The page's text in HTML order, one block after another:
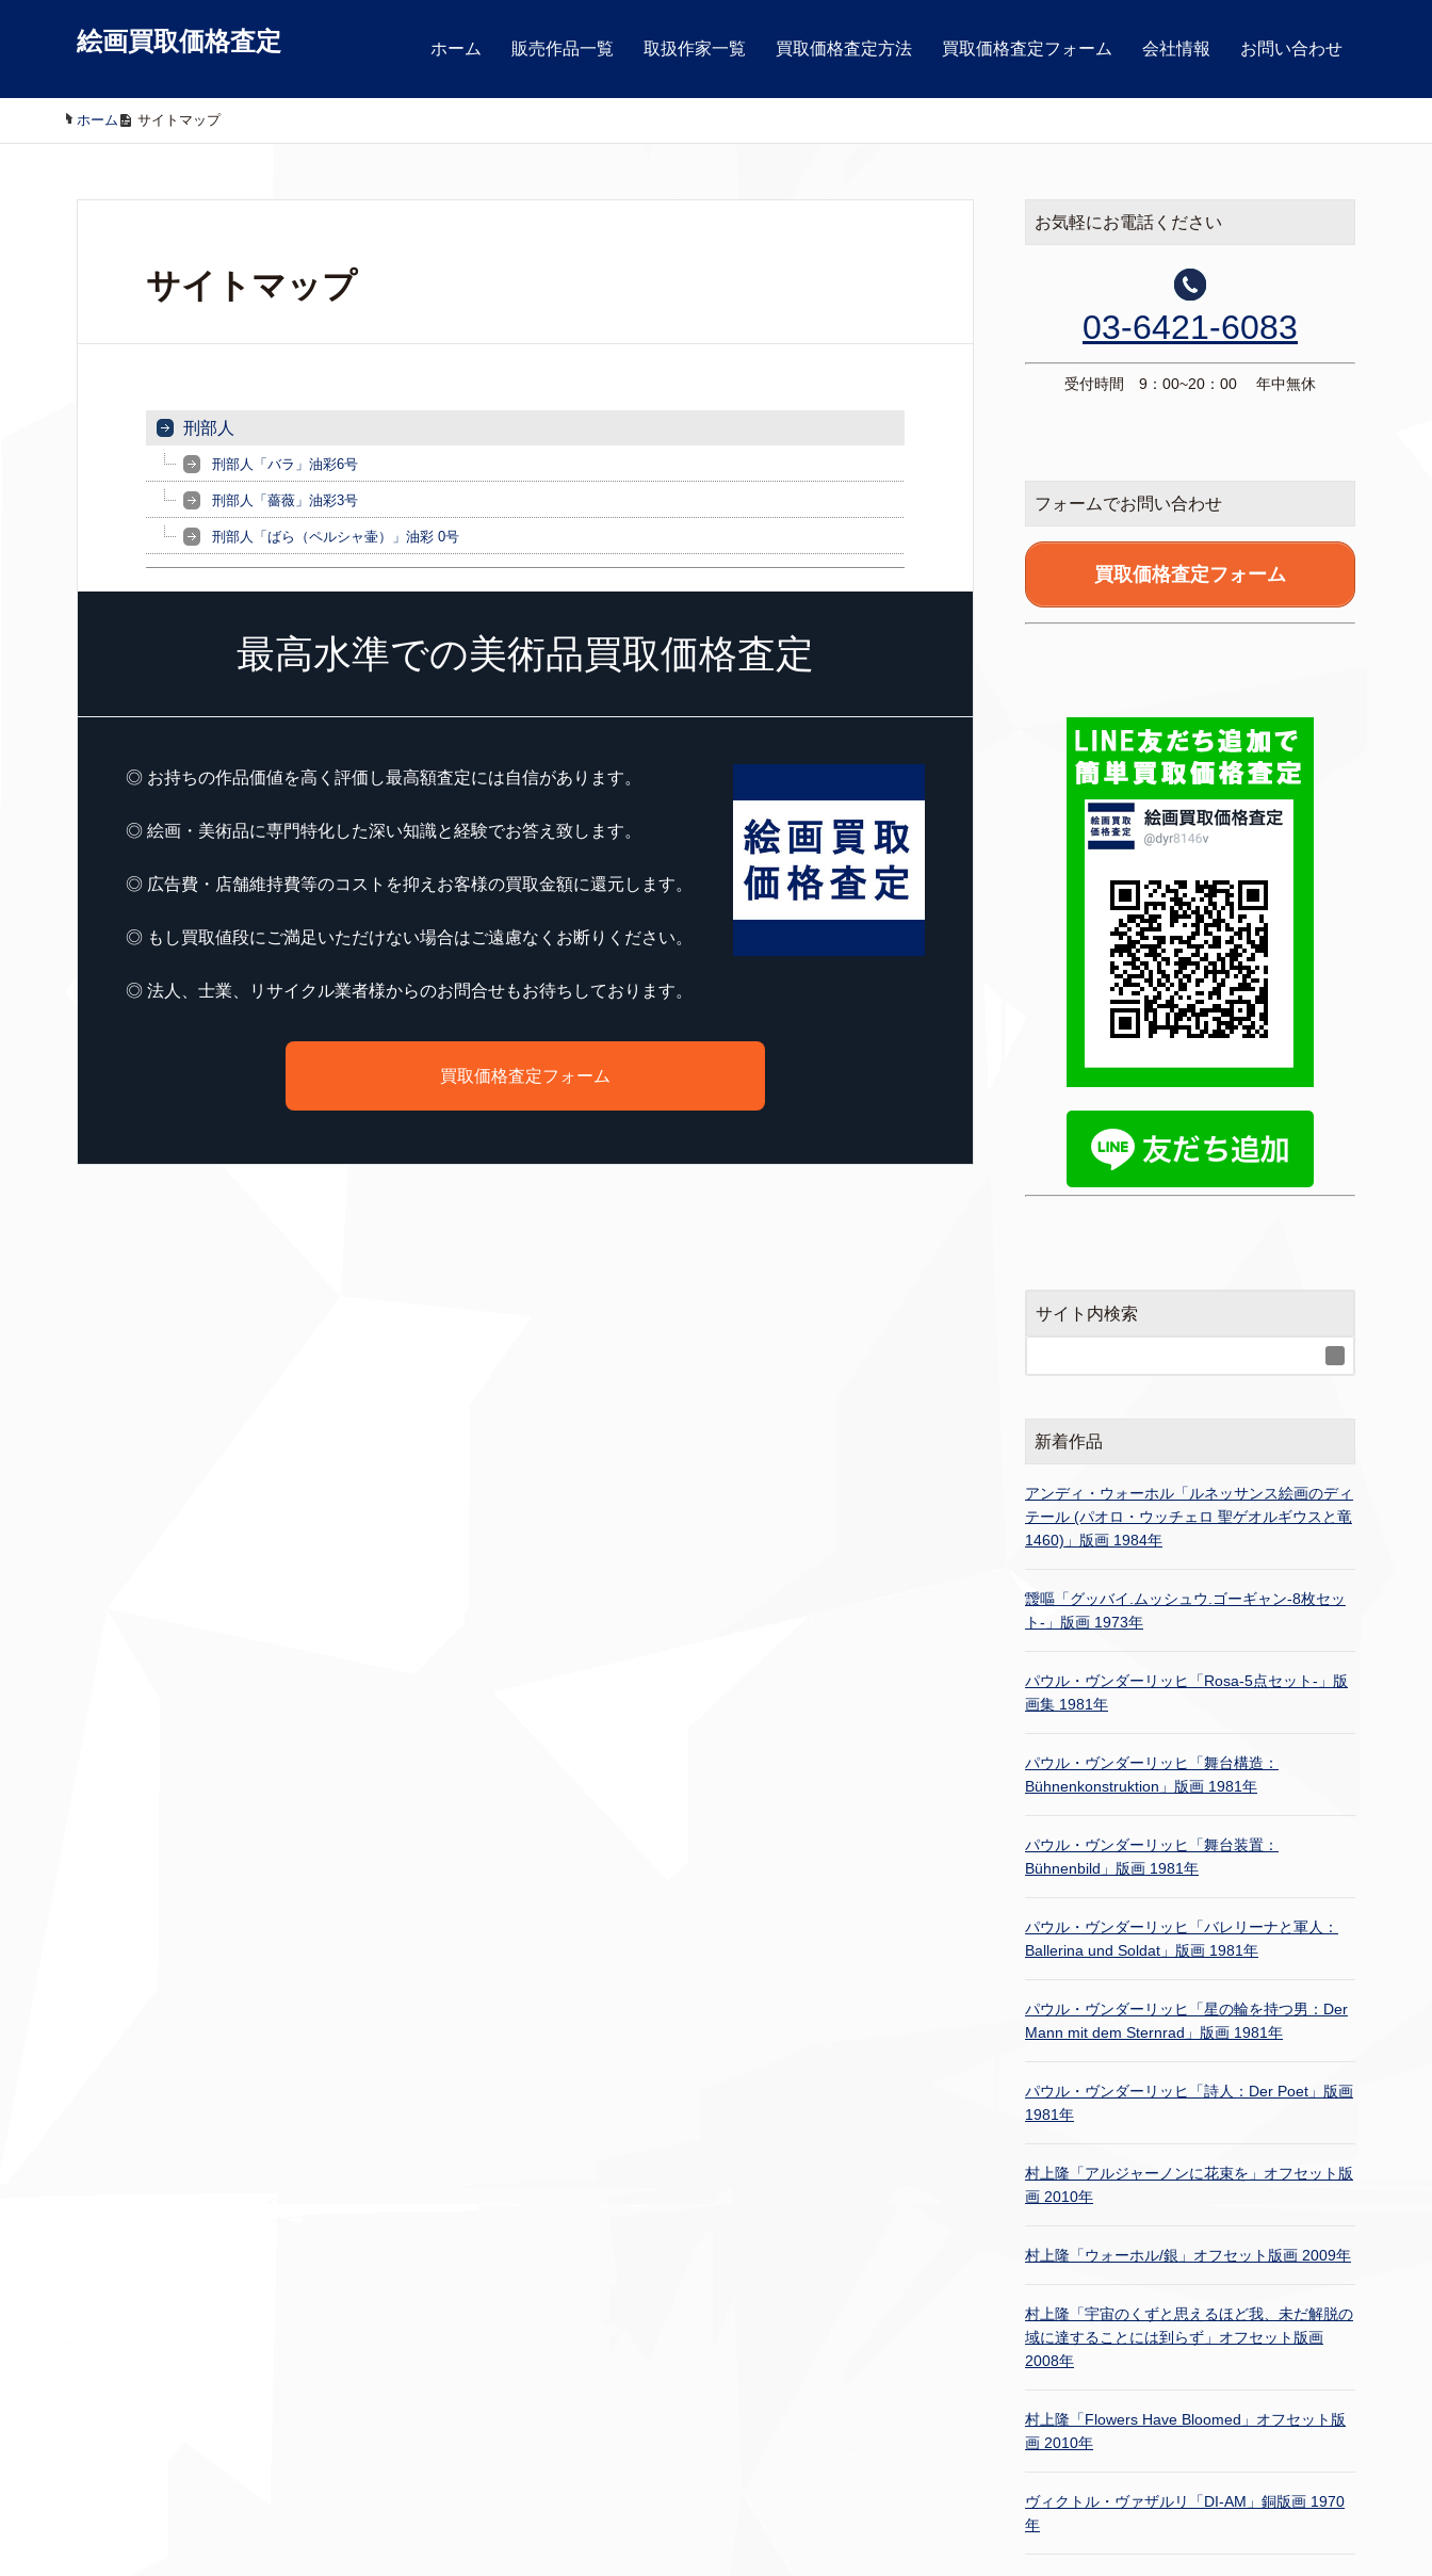
絵画買取価格査定 ホーム 販売作品一覧 取扱作家一覧 買取価格査定方法 買取価格査定フォーム 会社情報 お問い合わせ
ホーム / サイトマップ
サイトマップ
刑部人
刑部人「バラ」油彩6号
刑部人「薔薇」油彩3号
刑部人「ばら（ペルシャ壷）」油彩 0号
最高水準での美術品買取価格査定
◎ お持ちの作品価値を高く評価し最高額査定には自信があります。
◎ 絵画・美術品に専門特化した深い知識と経験でお答え致します。
◎ 広告費・店舗維持費等のコストを抑えお客様の買取金額に還元します。
◎ もし買取値段にご満足いただけない場合はご遠慮なくお断りください。
◎ 法人、士業、リサイクル業者様からのお問合せもお待ちしております。
買取価格査定フォーム
お気軽にお電話ください
03-6421-6083
受付時間 9：00~20：00 年中無休
フォームでお問い合わせ
買取価格査定フォーム
サイト内検索
新着作品
アンディ・ウォーホル「ルネッサンス絵画のディ
テール (パオロ・ウッチェロ 聖ゲオルギウスと竜
1460)」版画 1984年
靉嘔「グッバイ.ムッシュウ.ゴーギャン-8枚セッ
ト-」版画 1973年
パウル・ヴンダーリッヒ「Rosa-5点セット-」版
画集 1981年
パウル・ヴンダーリッヒ「舞台構造：
Bühnenkonstruktion」版画 1981年
パウル・ヴンダーリッヒ「舞台装置：
Bühnenbild」版画 1981年
パウル・ヴンダーリッヒ「バレリーナと軍人：
Ballerina und Soldat」版画 1981年
パウル・ヴンダーリッヒ「星の輪を持つ男：Der
Mann mit dem Sternrad」版画 1981年
パウル・ヴンダーリッヒ「詩人：Der Poet」版画
1981年
村上隆「アルジャーノンに花束を」オフセット版
画 2010年
村上隆「ウォーホル/銀」オフセット版画 2009年
村上隆「宇宙のくずと思えるほど我、未だ解脱の
域に達することには到らず」オフセット版画
2008年
村上隆「Flowers Have Bloomed」オフセット版
画 2010年
ヴィクトル・ヴァザルリ「DI-AM」銅版画 1970
年